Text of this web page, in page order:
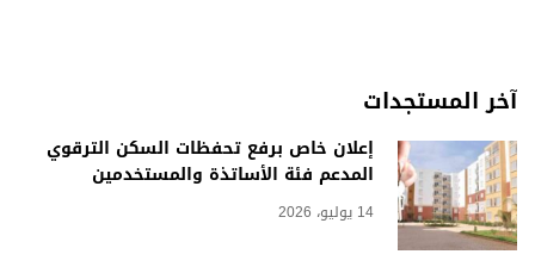
آخر المستجدات
إعلان خاص برفع تحفظات السكن الترقوي
المدعم فئة الأساتذة والمستخدمين
14 يوليو، 2026